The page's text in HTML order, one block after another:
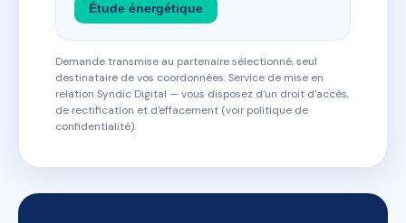
Étude énergétique
Demande transmise au partenaire sélectionné, seul
destinataire de vos coordonnées. Service de mise en
relation Syndic Digital — vous disposez d'un droit d'accès,
de rectification et d'effacement (voir politique de
confidentialité).